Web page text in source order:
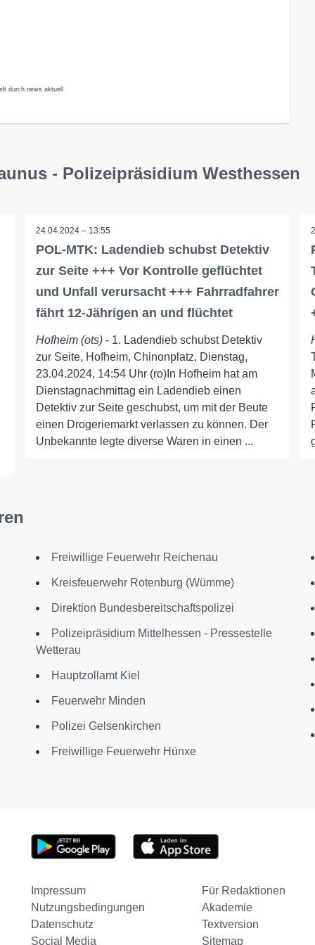
durch news aktuell
- Polizeipräsidium Westhessen
24.04.2024 – 13:55
POL-MTK: Ladendieb schubst Detektiv
zur Seite +++ Vor Kontrolle geflüchtet
und Unfall verursacht +++ Fahrradfahrer
fährt 12-Jährigen an und flüchtet
Hofheim (ots)- 1. Ladendieb schubst Detektiv
zur Seite, Hofheim, Chinonplatz, Dienstag,
23.04.2024, 14:54 Uhr (ro)In Hofheim hat am
Dienstagnachmittag ein Ladendieb einen
Detektiv zur Seite geschubst, um mit der Beute
einen Drogeriemarkt verlassen zu können. Der
Unbekannte legte diverse Waren in einen ...
Freiwillige Feuerwehr Reichenau
Kreisfeuerwehr Rotenburg (Wümme)
Direktion Bundesbereitschaftspolizei
Polizeipräsidium Mittelhessen - Pressestelle
Wetterau
Hauptzollamt Kiel
Feuerwehr Minden
Polizei Gelsenkirchen
Freiwillige Feuerwehr Hünxe
Impressum
Für Redaktionen
Nutzungsbedingungen
Akademie
Datenschutz
Textversion
Social Media
Sitemap